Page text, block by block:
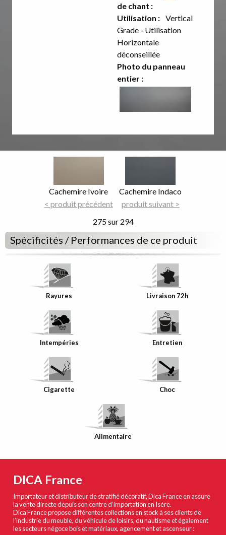
de chant :
Utilisation : Vertical
Grade - Utilisation
Horizontale
déconseillée
Photo du panneau
entier :
Nom
du
Cachemire Ivoire
< produit précédent
Nom
du
Cachemire Indaco
produit suivant >
275 sur 294
Spécificités / Performances de ce produit
Rayures Livraison 72h
Intempéries Entretien
Cigarette Choc
Alimentaire
DICA France
Importateur et distributeur de stratifié décoratif, Dica France en assure
la vente directe depuis son centre d’importation en Isère.
Dica France propose différentes collections en stock à ses clients de
l’industrie du meuble, du véhicule de loisirs, du nautisme et également
les secteurs négoce bois et matériaux, agencement et ascenseur :